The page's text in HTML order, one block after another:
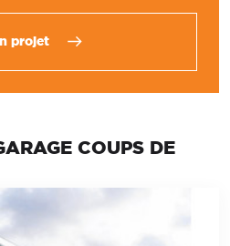
projet
COUPS DE